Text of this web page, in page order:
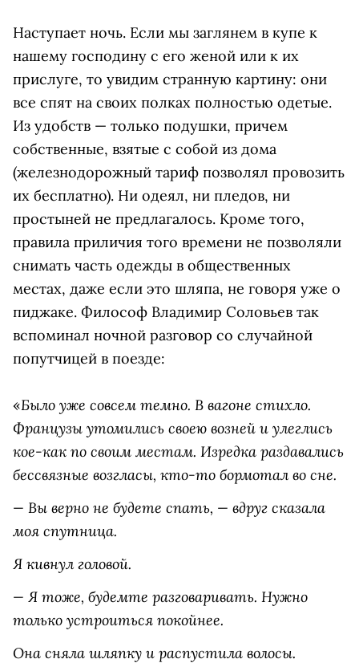
Наступает ночь. Если мы заглянем в купе к
нашему господину с его женой или к их
прислуге, то увидим странную картину: они
все спят на своих полках полностью одетые.
Из удобств — только подушки, причем
собственные, взятые с собой из дома
(железнодорожный тариф позволял провозить
их бесплатно). Ни одеял, ни пледов, ни
простыней не предлагалось. Кроме того,
правила приличия того времени не позволяли
снимать часть одежды в общественных
местах, даже если это шляпа, не говоря уже о
пиджаке. Философ Владимир Соловьев так
вспоминал ночной разговор со случайной
попутчицей в поезде:
«Было уже совсем темно. В вагоне стихло.
Французы утомились своею возней и улеглись
кое-как по своим местам. Изредка раздавались
бессвязные возгласы, кто-то бормотал во сне.
— Вы верно не будете спать, — вдруг сказала
моя спутница.
Я кивнул головой.
— Я тоже, будемте разговаривать. Нужно
только устроиться покойнее.
Она сняла шляпку и распустила волосы.